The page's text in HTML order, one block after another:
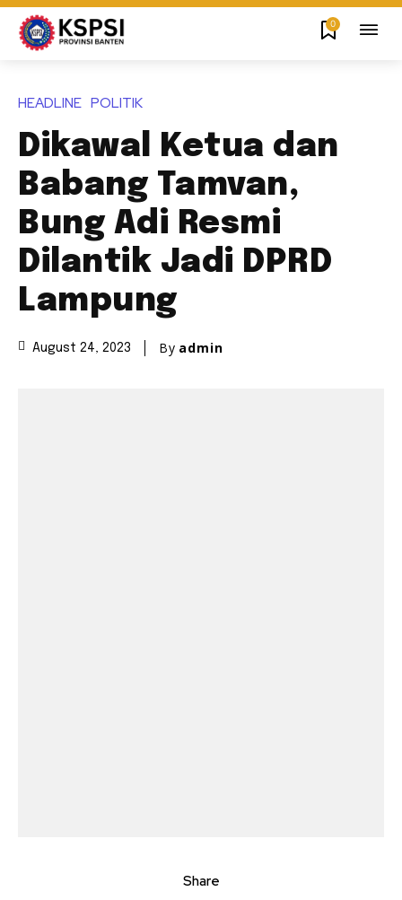
0
HEADLINE POLITIK
Dikawal Ketua dan
Babang Tamvan,
Bung Adi Resmi
Dilantik Jadi DPRD
Lampung
August 24, 2023 By admin
Share